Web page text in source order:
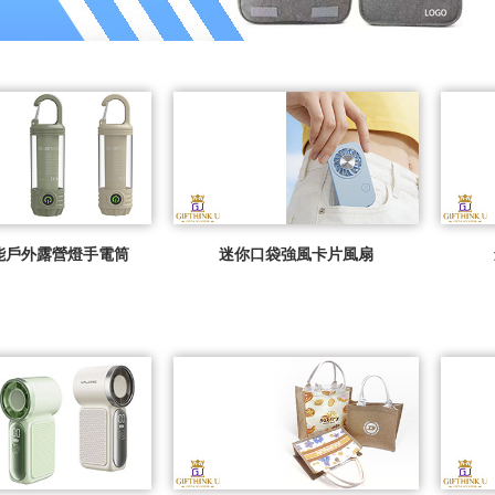
戶外露營燈手電筒 迷你口袋強風卡片風扇